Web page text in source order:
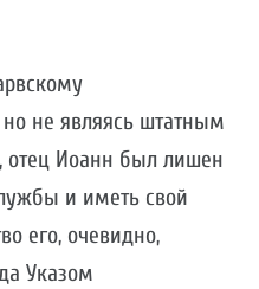
не являясь штатным
отец Иоанн был лишен
и иметь свой
его, очевидно,
Указом